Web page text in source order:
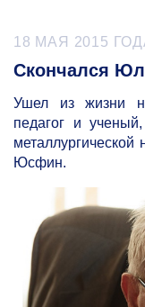
18 МАЯ 2015
Скончался
Ушел из жизни
педагог и
Юсфин.